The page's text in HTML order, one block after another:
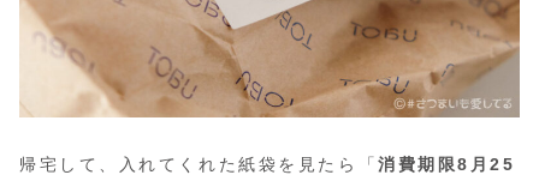
帰宅して、入れてくれた紙袋を見たら「消費期限8月25